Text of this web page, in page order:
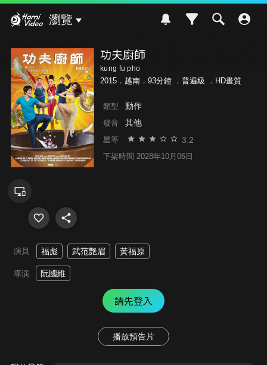
瀏覽
功夫廚師
kung fu pho
2015．越南．93分鐘 ． 普遍級 ．HD畫質
類型 動作
發音 其他
星等 3.2
下架時間 2028年10月06日
演員 福彪 武范艷眉 黃福原
導演 阮國維
請先登入
播放預告片